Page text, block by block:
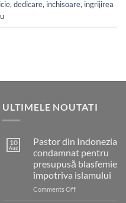
,dedicare, inchisoare, ingrijirea
ULTIMELE NOUTATI
10
Aug
Pastor din Indonezia
condamnat pentru
presupusă blasfemie
împotriva islamului
Comments Offon